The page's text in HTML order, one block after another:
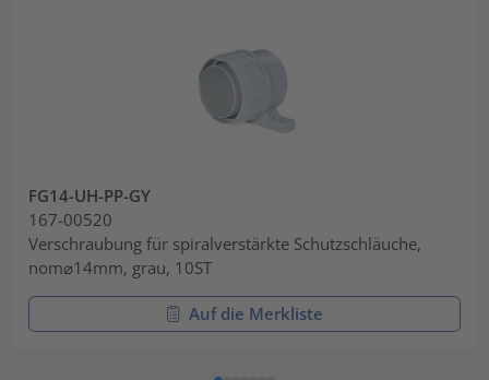
FG14-UH-PP-GY
167-00520
Verschraubung für spiralverstärkte Schutzschläuche,
nom⌀14mm, grau, 10ST
Auf die Merkliste